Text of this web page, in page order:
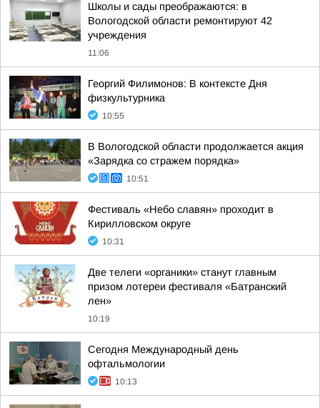
Школы и сады преображаются: в
Вологодской области ремонтируют 42
учреждения
11:06
Георгий Филимонов: В контексте Дня
физкультурника
10:55
В Вологодской области продолжается акция
«Зарядка со стражем порядка»
10:51
Фестиваль «Небо славян» проходит в
Кирилловском округе
10:31
Две телеги «органики» станут главным
призом лотереи фестиваля «Батранский
лен»
10:19
Сегодня Международный день
офтальмологии
10:13